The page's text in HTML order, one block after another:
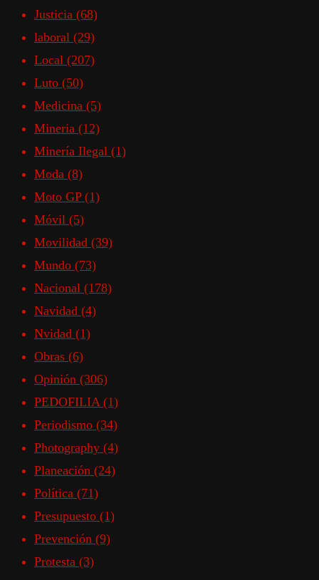
Justicia (68)
laboral (29)
Local (207)
Luto (50)
Medicina (5)
Mineria (12)
Minería Ilegal (1)
Moda (8)
Moto GP (1)
Móvil (5)
Movilidad (39)
Mundo (73)
Nacional (178)
Navidad (4)
Nvidad (1)
Obras (6)
Opinión (306)
PEDOFILIA (1)
Periodismo (34)
Photography (4)
Planeación (24)
Política (71)
Presupuesto (1)
Prevención (9)
Protesta (3)